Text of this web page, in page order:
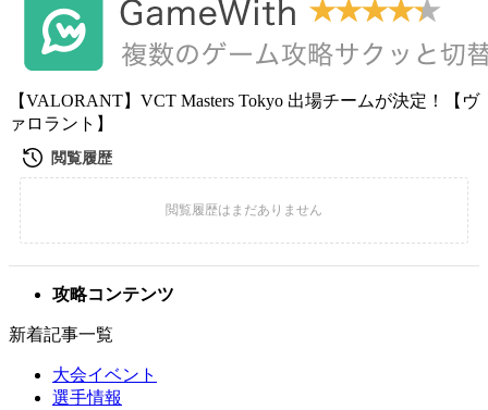
【VALORANT】VCT Masters Tokyo 出場チームが決定！【ヴ
ァロラント】
攻略コンテンツ
新着記事一覧
大会イベント
選手情報